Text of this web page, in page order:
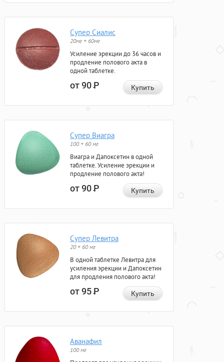
Супер Сиалис
20мг + 60мг
Усиление эрекции до 36 часов и
продление полового акта в
одной таблетке.
от 90Р Купить
Супер Виагра
100 + 60 мг
Виагра и Дапоксетин в одной
таблетке. Усиление эрекции и
продление полового акта!
от 90Р Купить
Супер Левитра
20 + 60 мг
В одной таблетке Левитра для
усиления эрекции и Дапоксетин
для продления полового акта!
от 95Р Купить
Аванафил
100 мг